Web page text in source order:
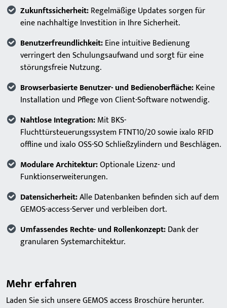
Zukunftssicherheit:Regelmäßige Updates sorgen für
eine nachhaltige Investition in Ihre Sicherheit.
Benutzerfreundlichkeit:Eine intuitive Bedienung
verringert den Schulungsaufwand und sorgt für eine
störungsfreie Nutzung.
Browserbasierte Benutzer- und Bedienoberfläche:Keine
Installation und Pflege von Client-Software notwendig.
Nahtlose Integration:Mit BKS-
Fluchttürsteuerungssystem FTNT10/20 sowie ixalo RFID
offline und ixalo OSS-SO Schließzylindern und Beschlägen.
Modulare Architektur:Optionale Lizenz- und
Funktionserweiterungen.
Datensicherheit:Alle Datenbanken befinden sich auf dem
GEMOS-access-Server und verbleiben dort.
Umfassendes Rechte- und Rollenkonzept:Dank der
granularen Systemarchitektur.
Mehr erfahren
Laden Sie sich unsere GEMOS access Broschüre herunter.